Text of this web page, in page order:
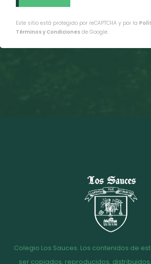
Este sitio está protegido por reCAPTCHA y por la
Términos y Condiciones de Google.
Colegio Los Sauces. Los contenidos de
ser copiados, reproducidos,